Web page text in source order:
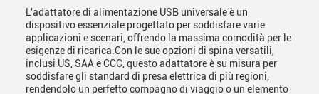
L'adattatore di alimentazione USB universale è un
dispositivo essenziale progettato per soddisfare varie
applicazioni e scenari, offrendo la massima comodità per le
esigenze di ricarica.Con le sue opzioni di spina versatili,
inclusi US, SAA e CCC, questo adattatore è su misura per
soddisfare gli standard di presa elettrica di più regioni,
rendendolo un perfetto compagno di viaggio o un elemento